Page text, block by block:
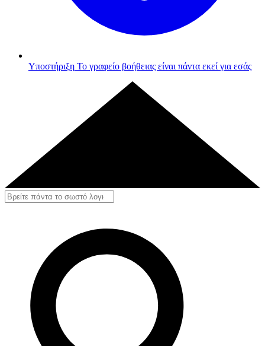
Υποστήριξη Το γραφείο βοήθειας είναι πάντα εκεί για εσάς